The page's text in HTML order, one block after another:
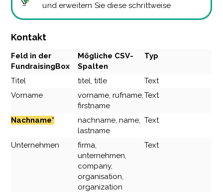
und erweitern Sie diese schrittweise
Kontakt
Feld in der
FundraisingBox
Mögliche CSV-
Spalten
Typ
Titel titel, title
Text
Vorname
vorname, rufname,
firstname
Text
Nachname*
nachname, name,
lastname
Text
Unternehmen
firma,
unternehmen,
company,
organisation,
organization
Text